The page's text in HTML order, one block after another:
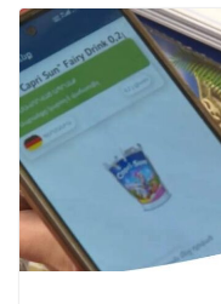
o
o
k
a
m
A
p
p